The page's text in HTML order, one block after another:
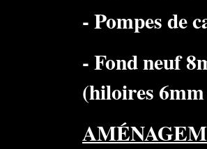
- Pompes de
- Fond neuf
(hiloires